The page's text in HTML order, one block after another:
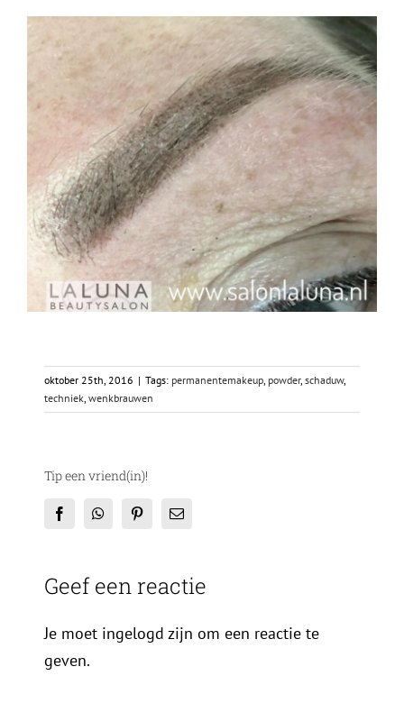
oktober 25th, 2016 | Tags: permanentemakeup powder,schaduw,
techniek ,wenkbrauwen
Tip een vriend(in)!
FacebookWhatsAppPinterestE-
Geef een reactie
Je moet ingelogd zijn om een reactie te
geven.